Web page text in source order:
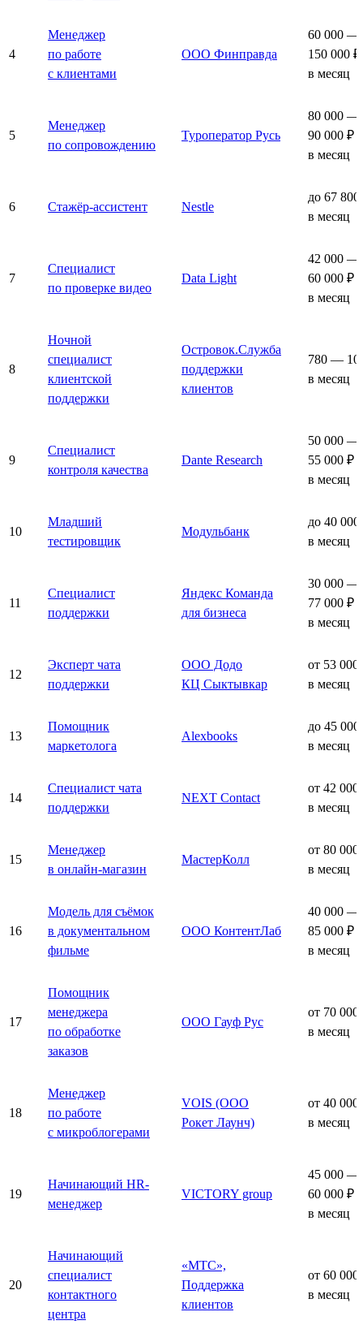
4
Менеджер
по работе
с клиентами
ООО Финправда
60 000 —
150 000 ₽
в месяц
5
Менеджер
по сопровождению
Туроператор Русь
80 000 —
90 000 ₽
в месяц
6 Стажёр-ассистент Nestle
до 67 800
в месяц
7
Специалист
по проверке видео
Data Light
42 000 —
60 000 ₽
в месяц
8
Ночной
специалист
клиентской
поддержки
Островок.Служба
поддержки
клиентов
780 —
в месяц
9
Специалист
контроля качества
Dante Research
50 000 —
55 000 ₽
в месяц
10
Младший
тестировщик
Модульбанк
до 40 000
в месяц
11
Специалист
поддержки
Яндекс Команда
для бизнеса
30 000 —
77 000 ₽
в месяц
12
Эксперт чата
поддержки
ООО Додо
КЦ Сыктывкар
от 53 000
в месяц
13
Помощник
маркетолога
Alexbooks
до 45 000
в месяц
14
Специалист чата
поддержки
NEXT Contact
от 42 000
в месяц
15
Менеджер
в онлайн-магазин
МастерКолл
от 80 000
в месяц
16
Модель для съёмок
в документальном
фильме
ООО КонтентЛаб
40 000 —
85 000 ₽
в месяц
17
Помощник
менеджера
по обработке
заказов
ООО Гауф Рус
от 70 000
в месяц
18
Менеджер
по работе
с микроблогерами
VOIS (ООО
Рокет Лаунч)
от 40 000
в месяц
19
Начинающий HR-
менеджер
VICTORY group
45 000 —
60 000 ₽
в месяц
20
Начинающий
специалист
контактного
центра
«МТС»,
Поддержка
клиентов
от 60 000
в месяц